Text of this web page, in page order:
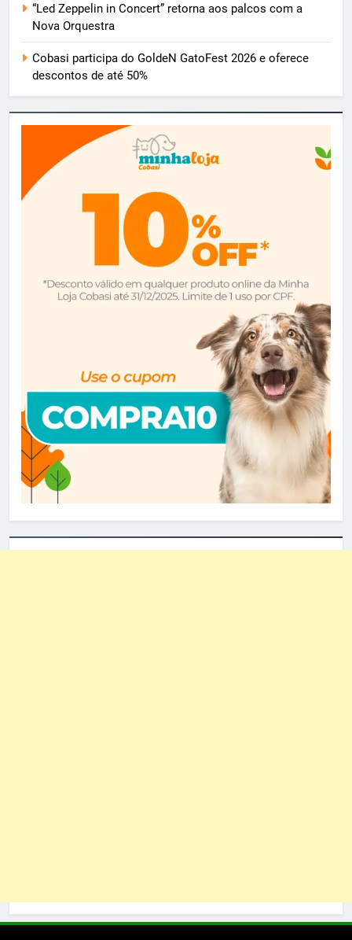
“Led Zeppelin in Concert” retorna aos palcos com a
Nova Orquestra
Cobasi participa do GoldeN GatoFest 2026 e oferece
descontos de até 50%